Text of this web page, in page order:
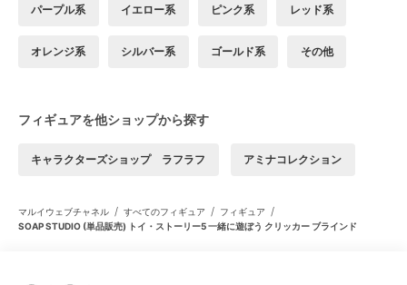
パープル系 イエロー系 ピンク系 レッド系
オレンジ系 シルバー系 ゴールド系 その他
フィギュアを他ショップから探す
キャラクターズショップ ラフラフ アミナコレクション
マルイウェブチャネル / すべてのフィギュア / フィギュア /
SOAP STUDIO (単品販売) トイ・ストーリー5 一緒に遊ぼう クリッカー ブラインド